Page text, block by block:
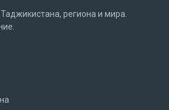
региона и мира.